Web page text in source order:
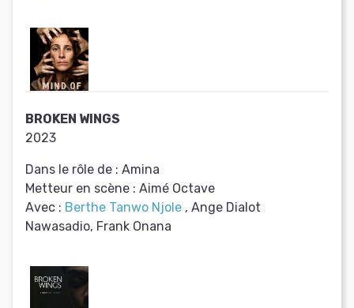
BROKEN WINGS
2023
Dans le rôle de : Amina
Metteur en scène : Aimé Octave
Avec : Berthe Tanwo Njole , Ange Dialot
Nawasadio, Frank Onana